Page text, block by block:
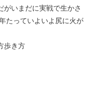
がいまだに実戦で生かさ
たっていよいよ尻に火が
歩き方